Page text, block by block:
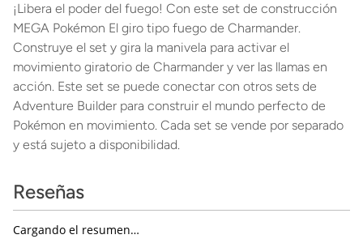
¡Libera el poder del fuego! Con este set de construcción
MEGA Pokémon El giro tipo fuego de Charmander.
Construye el set y gira la manivela para activar el
movimiento giratorio de Charmander y ver las llamas en
acción. Este set se puede conectar con otros sets de
Adventure Builder para construir el mundo perfecto de
Pokémon en movimiento. Cada set se vende por separado
y está sujeto a disponibilidad.
Reseñas
Cargando el resumen…